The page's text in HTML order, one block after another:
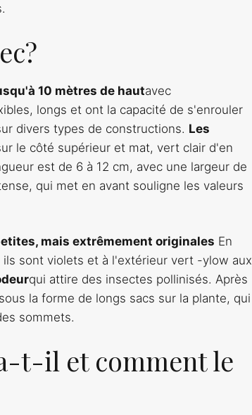
10 mètres de hautavec
longs et ont la capacité de s'enrouler
divers types de constructions. Les
le côté supérieur et mat, vert clair d'en
est de 6 à 12 cm, avec une largeur de
qui met en avant souligne les valeurs
mais extrêmement originales En
sont violets et à l'extérieur vert -ylow aux
qui attire des insectes pollinisés. Après
la forme de longs sacs sur la plante, qui
sommets.
t-il et comment le